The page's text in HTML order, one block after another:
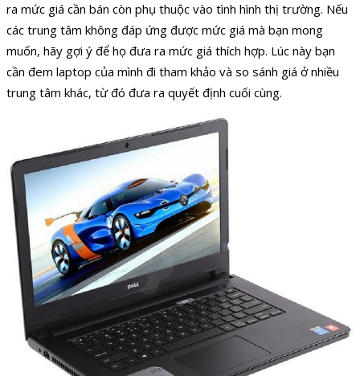
ra mức giá cần bán còn phụ thuộc vào tình hình thị trường. Nếu
các trung tâm không đáp ứng được mức giá mà bạn mong
muốn, hãy gợi ý để họ đưa ra mức giá thích hợp. Lúc này bạn
cần đem laptop của mình đi tham khảo và so sánh giá ở nhiều
trung tâm khác, từ đó đưa ra quyết định cuối cùng.